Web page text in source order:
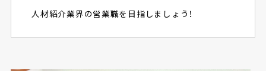
人材紹介業界の営業職を目指しましょう！